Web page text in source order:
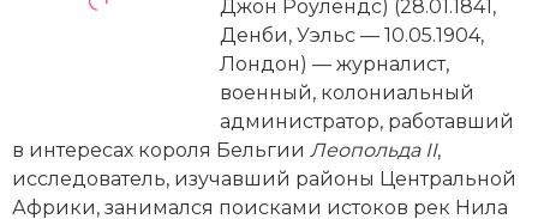
Генеалогия, геральдика
Государство и право
Империи
Джон Роулендс) (28.01.1841,
Денби, Уэльс — 10.05.1904,
Лондон) — журналист,
военный, колониальный
администратор, работавший
в интересах короля Бельгии Леопольда II,
исследователь, изучавший районы Центральной
Африки, занимался поисками истоков рек Нила